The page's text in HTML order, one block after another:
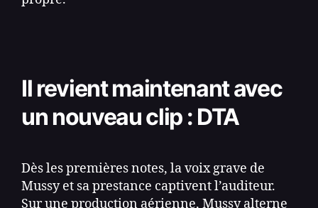
Il revient maintenant avec
un nouveau clip : DTA
Dès les premières notes, la voix grave de
Mussy et sa prestance captivent l’auditeur.
Sur une production aérienne, Mussy alterne